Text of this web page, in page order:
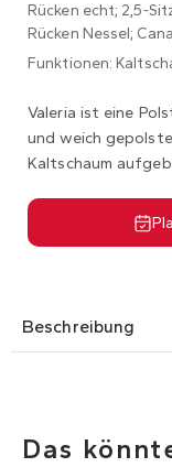
Rücken echt; 2,5-
Rücken Nessel;
Funktionen:
Valeria ist eine
und weich
Kaltschaum
Beschreibung
Das